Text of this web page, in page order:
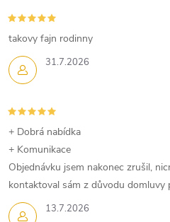
31.7.2026
takovy fajn rodinny
13.7.2026
+ Dobrá nabídka
+ Komunikace
Objednávku jsem nakonec zrušil,
kontaktoval sám z důvodu domluvy